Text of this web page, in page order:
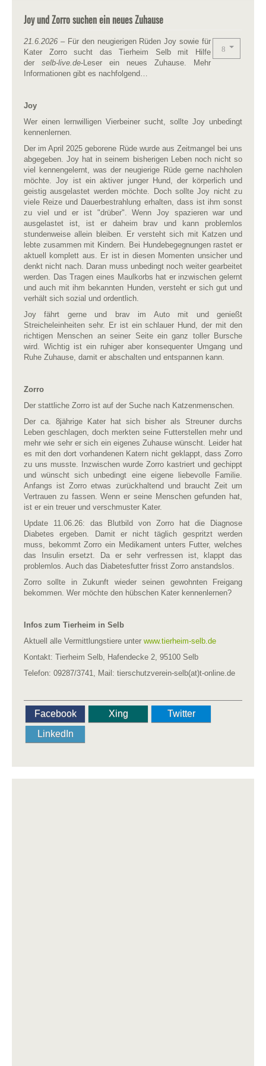
Joy und Zorro suchen ein neues Zuhause
21.6.2026 – Für den neugierigen Rüden Joy sowie für
Kater Zorro sucht das Tierheim Selb mit Hilfe
der selb-live.de-Leser ein neues Zuhause. Mehr
Informationen gibt es nachfolgend…
Joy
Wer einen lernwilligen Vierbeiner sucht, sollte Joy unbedingt
kennenlernen.
Der im April 2025 geborene Rüde wurde aus Zeitmangel bei uns
abgegeben. Joy hat in seinem bisherigen Leben noch nicht so
viel kennengelernt, was der neugierige Rüde gerne nachholen
möchte. Joy ist ein aktiver junger Hund, der körperlich und
geistig ausgelastet werden möchte. Doch sollte Joy nicht zu
viele Reize und Dauerbestrahlung erhalten, dass ist ihm sonst
zu viel und er ist "drüber". Wenn Joy spazieren war und
ausgelastet ist, ist er daheim brav und kann problemlos
stundenweise allein bleiben. Er versteht sich mit Katzen und
lebte zusammen mit Kindern. Bei Hundebegegnungen rastet er
aktuell komplett aus. Er ist in diesen Momenten unsicher und
denkt nicht nach. Daran muss unbedingt noch weiter gearbeitet
werden. Das Tragen eines Maulkorbs hat er inzwischen gelernt
und auch mit ihm bekannten Hunden, versteht er sich gut und
verhält sich sozial und ordentlich.
Joy fährt gerne und brav im Auto mit und genießt
Streicheleinheiten sehr. Er ist ein schlauer Hund, der mit den
richtigen Menschen an seiner Seite ein ganz toller Bursche
wird. Wichtig ist ein ruhiger aber konsequenter Umgang und
Ruhe Zuhause, damit er abschalten und entspannen kann.
Zorro
Der stattliche Zorro ist auf der Suche nach Katzenmenschen.
Der ca. 8jährige Kater hat sich bisher als Streuner durchs
Leben geschlagen, doch merkten seine Futterstellen mehr und
mehr wie sehr er sich ein eigenes Zuhause wünscht. Leider hat
es mit den dort vorhandenen Katern nicht geklappt, dass Zorro
zu uns musste. Inzwischen wurde Zorro kastriert und gechippt
und wünscht sich unbedingt eine eigene liebevolle Familie.
Anfangs ist Zorro etwas zurückhaltend und braucht Zeit um
Vertrauen zu fassen. Wenn er seine Menschen gefunden hat,
ist er ein treuer und verschmuster Kater.
Update 11.06.26: das Blutbild von Zorro hat die Diagnose
Diabetes ergeben. Damit er nicht täglich gespritzt werden
muss, bekommt Zorro ein Medikament unters Futter, welches
das Insulin ersetzt. Da er sehr verfressen ist, klappt das
problemlos. Auch das Diabetesfutter frisst Zorro anstandslos.
Zorro sollte in Zukunft wieder seinen gewohnten Freigang
bekommen. Wer möchte den hübschen Kater kennenlernen?
Infos zum Tierheim in Selb
Aktuell alle Vermittlungstiere unter www.tierheim-selb.de
Kontakt: Tierheim Selb, Hafendecke 2, 95100 Selb
Telefon: 09287/3741, Mail: tierschutzverein-selb(at)t-online.de
Facebook Xing
Twitter
LinkedIn